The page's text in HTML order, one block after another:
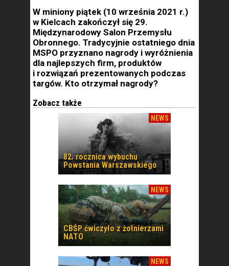
W miniony piątek (10 września 2021 r.)
w Kielcach zakończył się 29.
Międzynarodowy Salon Przemysłu
Obronnego. Tradycyjnie ostatniego dnia
MSPO przyznano nagrody i wyróżnienia
dla najlepszych firm, produktów
i rozwiązań prezentowanych podczas
targów. Kto otrzymał nagrody?
Zobacz także
NEWS
82. rocznica wybuchu
Powstania Warszawskiego
NEWS
CBŚP ćwiczyło z żołnierzami
NATO
NEWS